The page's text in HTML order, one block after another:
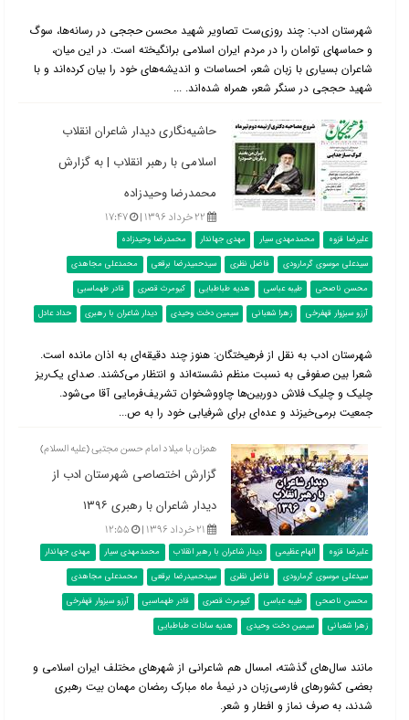
شهرستان ادب: چند روزی‌ست تصاویر شهید محسن حججی در رسانه‌ها، سوگ
و حماسه‎ای توامان را در مردم ایران اسلامی برانگیخته است. در این میان،
شاعران بسیاری با زبان شعر، احساسات و اندیشه‌های خود را بیان کرده‌اند و با
شهید حججی در سنگر شعر، همراه شده‌اند. ...
حاشیه‌نگاری دیدار شاعران انقلاب
اسلامی با رهبر انقلاب | به گزارش
محمدرضا وحیدزاده
۲۲ خرداد ۱۳۹۶ | ۱۷:۴۷
علیرضا قزوه محمدمهدی سیار مهدی جهاندار
محمدرضا وحیدزاده
سیدعلی موسوی گرمارودی
فاضل نظری سیدحمیدرضا برقعی
محمدعلی مجاهدی
محسن ناصحی
طیبه عباسی هدیه طباطبایی کیومرث قصری
قادر طهماسبی
آرزو سبزوار قهفرخی
زهرا شعبانی سیمین دخت وحیدی دیدار شاعران با رهبری حداد عادل
شهرستان ادب به نقل از فرهیختگان: هنوز چند دقیقه‌ای به اذان مانده است.
شعرا بین صفوفی به نسبت منظم نشسته‌اند و انتظار می‌کشند. صدای یک‌ریز
چلیک و چلیک فلاش دوربین‌ها چاووشخوان تشریف‌فرمایی آقا می‌شود.
جمعیت برمی‌خیزند و عده‌ای برای شرفیابی خود را به ص...
همزان با میلاد امام حسن مجتبی (علیه السلام)
گزارش اختصاصی شهرستان ادب از
دیدار شاعران با رهبری ۱۳۹۶
۲۱ خرداد ۱۳۹۶ | ۱۲:۵۵
علیرضا قزوه الهام عظیمی دیدار شاعران با رهبر انقلاب محمدمهدی سیار
مهدی جهاندار
سیدعلی موسوی گرمارودی
فاضل نظری سیدحمیدرضا برقعی
محمدعلی مجاهدی
محسن ناصحی
طیبه عباسی کیومرث قصری قادر طهماسبی
آرزو سبزوار قهفرخی
زهرا شعبانی
سیمین دخت وحیدی هدیه سادات طباطبایی
مانند سال‌های گذشته، امسال هم شاعرانی از شهرهای مختلف ایران اسلامی و
بعضی کشورهای فارسی‌زبان در نیمۀ ماه مبارک رمضان مهمان بیت رهبری
شدند، به صرف نماز و افطار و شعر.